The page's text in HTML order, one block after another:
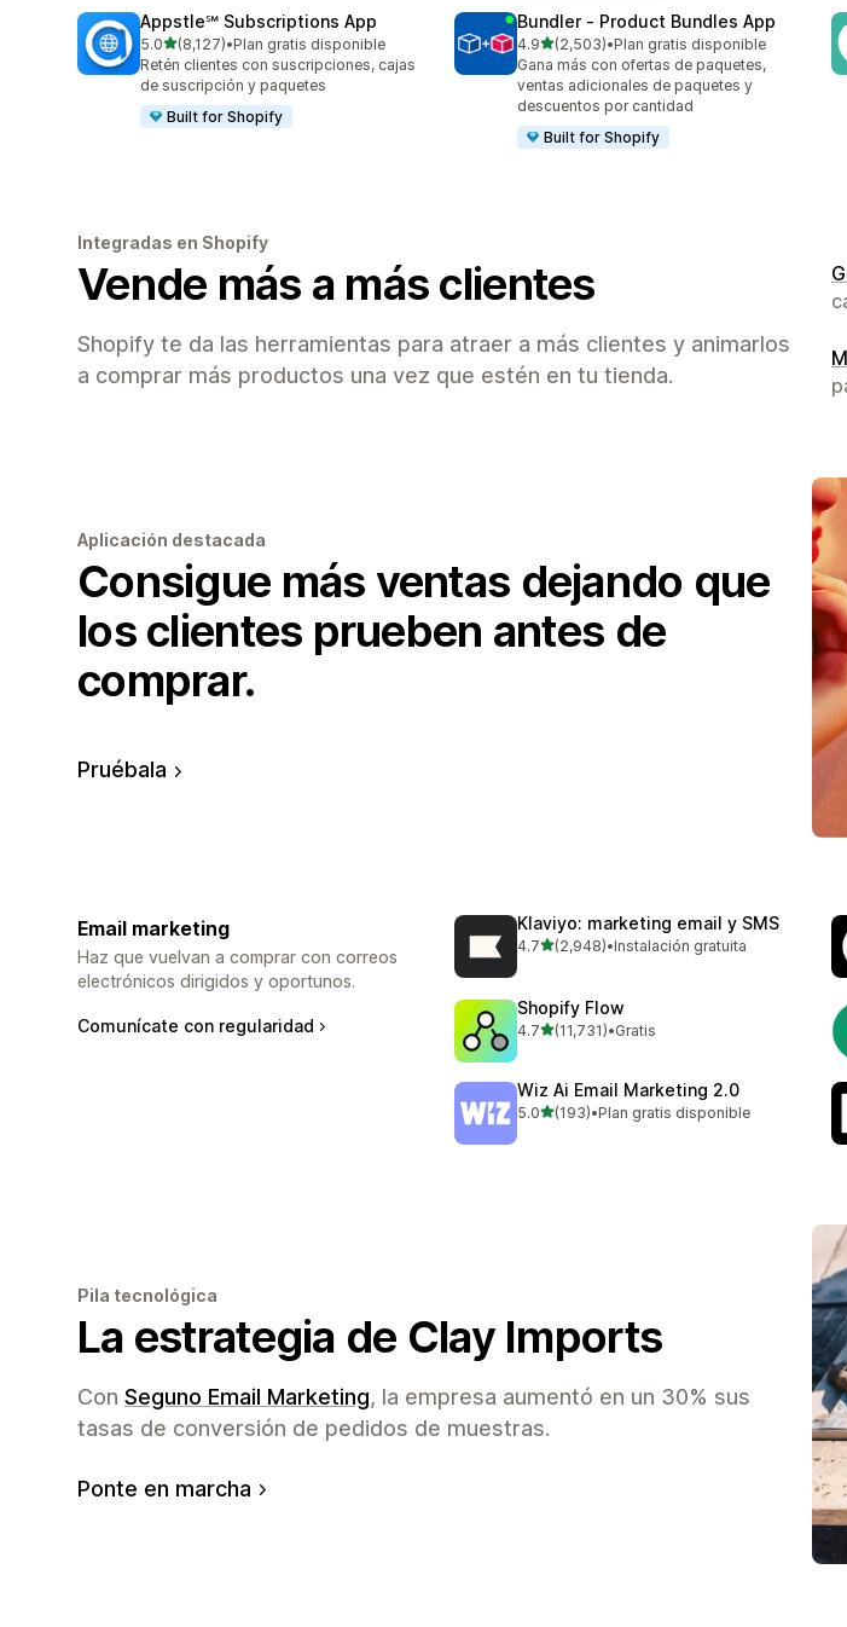
Appstle℠ Subscriptions App
5.0de 5 estrellas
(8,127)
8127 reseñas en total
•Plan gratis disponible
Retén clientes con suscripciones, cajas
de suscripción y paquetes
Built for Shopify
Bundler ‑ Product Bundles App
4.9de 5 estrellas
(2,503)
2503 reseñas en total
•Plan gratis disponible
Gana más con ofertas de paquetes,
ventas adicionales de paquetes y
descuentos por cantidad
Built for Shopify
Integradas en Shopify
Vende más a más clientes
Shopify te da las herramientas para atraer a más clientes y animarlos
a comprar más productos una vez que estén en tu tienda.
Aplicación destacada
Consigue más ventas dejando que
los clientes prueben antes de
comprar.
Pruébala
Email marketing
Haz que vuelvan a comprar con correos
electrónicos dirigidos y oportunos.
Comunícate con regularidad
Klaviyo: marketing email y SMS
4.7de 5 estrellas
(2,948)
2948 reseñas en total
•Instalación gratuita
Shopify Flow
4.7de 5 estrellas
(11,731)
11731 reseñas en total
•Gratis
Wiz Ai Email Marketing 2.0
5.0de 5 estrellas
(193)
193 reseñas en total
•Plan gratis disponible
Pila tecnológica
La estrategia de Clay Imports
Con Seguno Email Marketing, la empresa aumentó en un 30% sus
tasas de conversión de pedidos de muestras.
Ponte en marcha